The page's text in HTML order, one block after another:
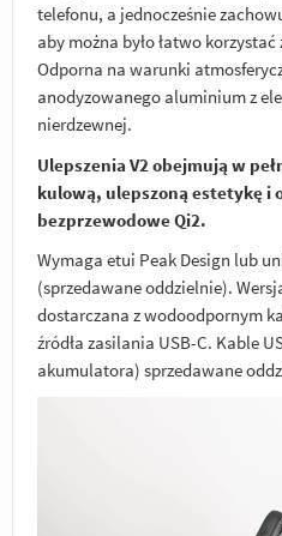
telefonu, a jednocześnie
aby można było łatwo
Odporna na warunki
anodyzowanego aluminium z
nierdzewnej.
Ulepszenia V2 obejmują w
kulową, ulepszoną estetykę i
bezprzewodowe Qi2.
Wymaga etui Peak Design lub
(sprzedawane oddzielnie).
dostarczana z wodoodpornym
źródła zasilania USB-C. Kable
akumulatora) sprzedawane